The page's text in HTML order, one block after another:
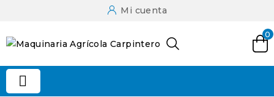
Mi cuenta
0
